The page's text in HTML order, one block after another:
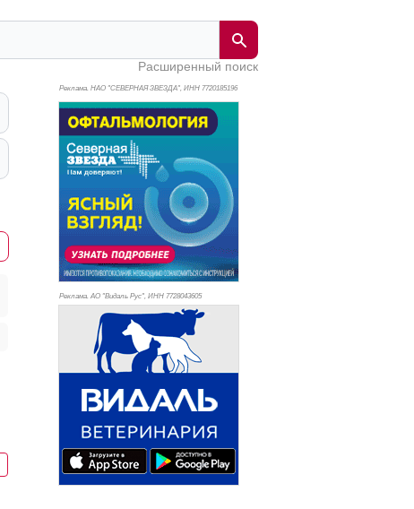
Расширенный поиск
Реклама. НАО "СЕВЕРНАЯ ЗВЕЗДА", ИНН 7720185196
Реклама. АО "Видаль Рус", ИНН 7728043605